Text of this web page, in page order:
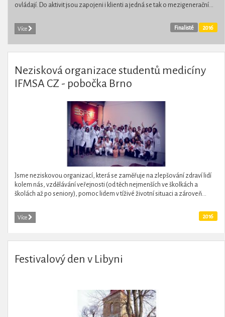
ovládají. Do aktivit jsou zapojeni i klienti a jedná se tak o mezigenerační...
Více 2016
Finalisté
Nezisková organizace studentů medicíny
IFMSA CZ - pobočka Brno
Jsme neziskovou organizací, která se zaměřuje na zlepšování zdraví lidí
kolem nás, vzdělávání veřejnosti (od těch nejmenších ve školkách a
školách až po seniory), pomoc lidem v tíživé životní situaci a zároveň...
Více 2016
Festivalový den v Libyni